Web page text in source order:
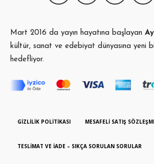
Mart 2016 da yayın hayatına başlayan
kültür, sanat ve edebiyat dünyasına yeni
hedefliyor.
GIZLILIK POLITIKASI MESAFELI SATIŞ
TESLIMAT VE İADE – SIKÇA SORULAN SORULAR